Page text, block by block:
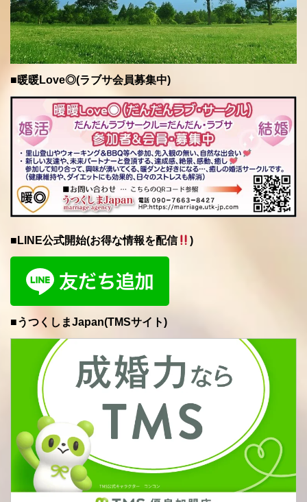
■暖暖Love◎(ラブサ会員募集中)
■LINE公式開始(お得な情報を配信 )
■うつくしまJapan(TMSサイト)